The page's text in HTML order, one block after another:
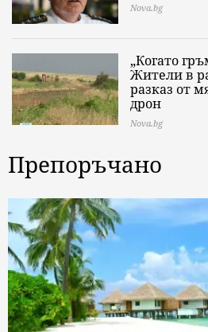
Nova.bg
„Когато
Жители в
разказ от
дрон
Nova.bg
Препоръчано